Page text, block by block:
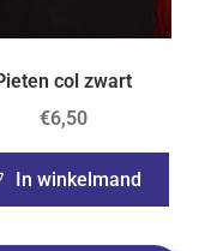
col zwart
€6,50
In winkelmand